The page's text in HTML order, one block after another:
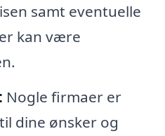
samt eventuelle
kan være
Nogle firmaer er
dine ønsker og